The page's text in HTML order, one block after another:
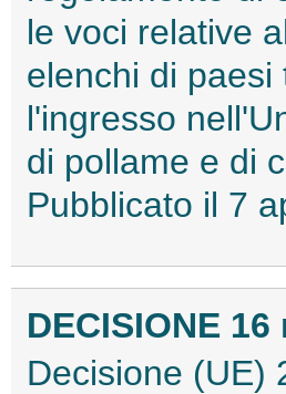
le voci relative
elenchi di
l'ingresso
di pollame e di
Pubblicato il 7
DECISIONE
Decisione (UE)